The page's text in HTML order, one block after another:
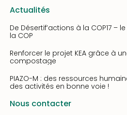
Actualités
De Désertif’actions à la COP17 –
la COP
Renforcer le projet KEA grâce à
compostage
PIAZO-M : des ressources
des activités en bonne voie !
Nous contacter